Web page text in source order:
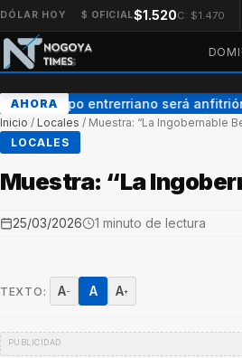
DÓLAR HOY $ OFICIAL$1.520C: $1.470
AHORA
Un obispo entrerriano será
Inicio / Locales / Muestra: “La Ingobernable
LOCALES
Muestra: “La
25/03/2026 1 minuto de lectura
TEXTO: A− A A+